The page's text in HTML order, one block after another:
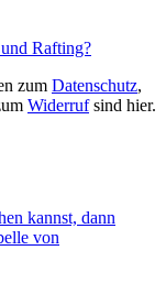
Rafting?
zum Datenschutz,
Widerrufsind hier.
kannst, dann
von